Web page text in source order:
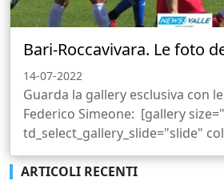
Bari-Roccavivara. Le foto
14-07-2022
Guarda la gallery esclusiva con
Federico Simeone: [gallery
td_select_gallery_slide="slide"
ARTICOLI RECENTI